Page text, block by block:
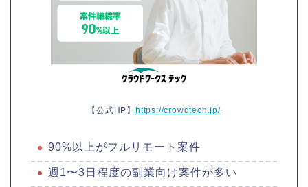
【公式HP】 https://crowdtech.jp/
90%以上がフルリモート案件
週1〜3日程度の副業向け案件が多い